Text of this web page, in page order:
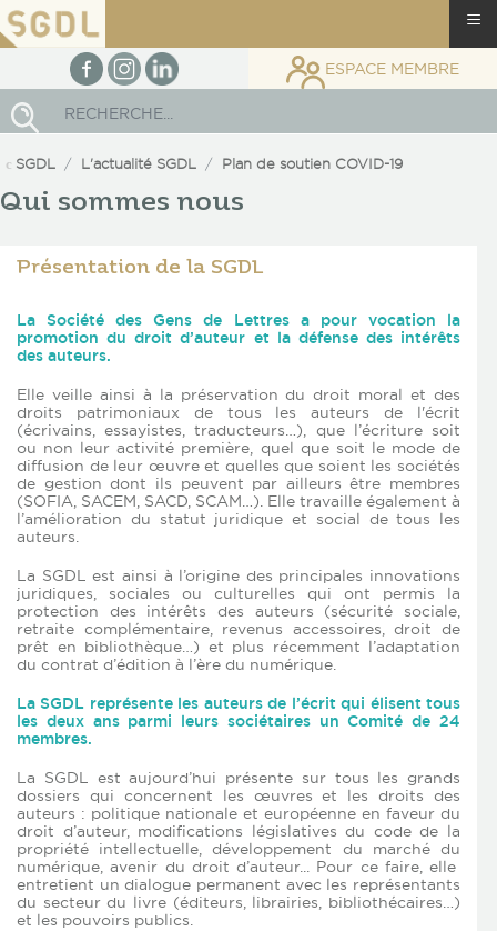
facebookInstagram
linkedin ESPACE MEMBRE
SGDL L'actualité SGDL Plan de soutien COVID-19
Qui sommes nous
Présentation de la SGDL
La Société des Gens de Lettres a pour vocation la
promotion du droit d’auteur et la défense des intérêts
des auteurs.
Elle veille ainsi à la préservation du droit moral et des
droits patrimoniaux de tous les auteurs de l'écrit
(écrivains, essayistes, traducteurs…), que l’écriture soit
ou non leur activité première, quel que soit le mode de
diffusion de leur œuvre et quelles que soient les sociétés
de gestion dont ils peuvent par ailleurs être membres
(SOFIA, SACEM, SACD, SCAM…). Elle travaille également à
l’amélioration du statut juridique et social de tous les
auteurs.
La SGDL est ainsi à l’origine des principales innovations
juridiques, sociales ou culturelles qui ont permis la
protection des intérêts des auteurs (sécurité sociale,
retraite complémentaire, revenus accessoires, droit de
prêt en bibliothèque…) et plus récemment l’adaptation
du contrat d’édition à l’ère du numérique.
La SGDL représente les auteurs de l’écrit qui élisent tous
les deux ans parmi leurs sociétaires un Comité de 24
membres.
La SGDL est aujourd’hui présente sur tous les grands
dossiers qui concernent les œuvres et les droits des
auteurs : politique nationale et européenne en faveur du
droit d’auteur, modifications législatives du code de la
propriété intellectuelle, développement du marché du
numérique, avenir du droit d’auteur... Pour ce faire, elle
entretient un dialogue permanent avec les représentants
du secteur du livre (éditeurs, librairies, bibliothécaires…)
et les pouvoirs publics.
≡